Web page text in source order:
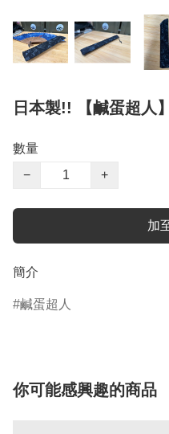
日本製!! 【鹹蛋超人
數量
−
+
加
簡介
鹹蛋超人
你可能感興趣的商品